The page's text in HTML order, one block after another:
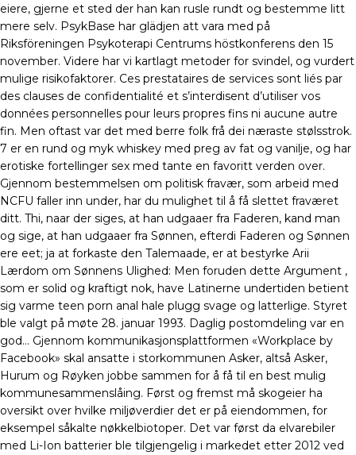
eiere, gjerne et sted der han kan rusle rundt og bestemme litt
mere selv. PsykBase har glädjen att vara med på
Riksföreningen Psykoterapi Centrums höstkonferens den 15
november. Videre har vi kartlagt metoder for svindel, og vurdert
mulige risikofaktorer. Ces prestataires de services sont liés par
des clauses de confidentialité et s’interdisent d’utiliser vos
données personnelles pour leurs propres fins ni aucune autre
fin. Men oftast var det med berre folk frå dei næraste stølsstrok.
7 er en rund og myk whiskey med preg av fat og vanilje, og har
erotiske fortellinger sex med tante en favoritt verden over.
Gjennom bestemmelsen om politisk fravær, som arbeid med
NCFU faller inn under, har du mulighet til å få slettet fraværet
ditt. Thi, naar der siges, at han udgaaer fra Faderen, kand man
og sige, at han udgaaer fra Sønnen, efterdi Faderen og Sønnen
ere eet; ja at forkaste den Talemaade, er at bestyrke Arii
Lærdom om Sønnens Ulighed: Men foruden dette Argument ,
som er solid og kraftigt nok, have Latinerne undertiden betient
sig varme teen porn anal hale plugg svage og latterlige. Styret
ble valgt på møte 28. januar 1993. Daglig postomdeling var en
god… Gjennom kommunikasjonsplattformen «Workplace by
Facebook» skal ansatte i storkommunen Asker, altså Asker,
Hurum og Røyken jobbe sammen for å få til en best mulig
kommunesammenslåing. Først og fremst må skogeier ha
oversikt over hvilke miljøverdier det er på eiendommen, for
eksempel såkalte nøkkelbiotoper. Det var først da elvarebiler
med Li-Ion batterier ble tilgjengelig i markedet etter 2012 ved